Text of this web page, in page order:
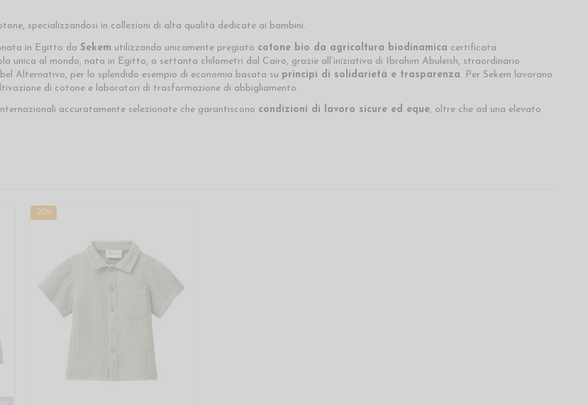
specializzandosi in collezioni di alta qualità dedicate ai bambini.
in Egitto da Sekem utilizzando unicamente pregiato cotone bio da agricoltura biodinamica certificata
unica al mondo, nata in Egitto, a settanta chilometri dal Cairo, grazie all’iniziativa di Ibrahim Abuleish, straordinario
Alternativo, per lo splendido esempio di economia basata su principi di solidarietà e trasparenza. Per Sekem lavorano
di cotone e laboratori di trasformazione di abbigliamento.
accuratamente selezionate che garantiscono condizioni di lavoro sicure ed eque, oltre che ad una elevato
-20%